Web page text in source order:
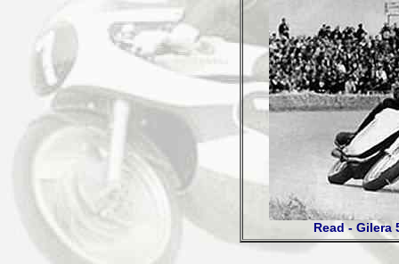
Read - Gilera